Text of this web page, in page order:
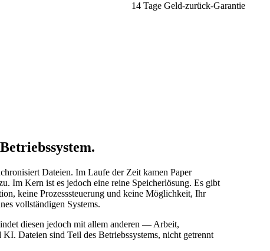
14 Tage Geld-zurück-Garantie
Dateien. Im Laufe der Zeit kamen Paper
Im Kern ist es jedoch eine reine Speicherlösung. Es gibt
keine Prozesssteuerung und keine Möglichkeit, Ihr
vollständigen Systems.
diesen jedoch mit allem anderen — Arbeit,
Dateien sind Teil des Betriebssystems, nicht getrennt